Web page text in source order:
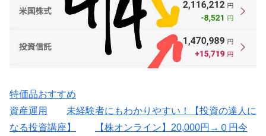
特価品おすすめ
資産運用
未経験者にもわかりやすい！【投資の達人に
なる投資講座】
【株オンライン】20,000円→０円今